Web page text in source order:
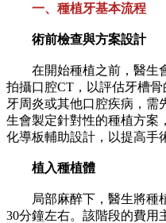
一、種植牙基本流程
術前檢查與方案設計
在開始種植之前，醫生
拍攝口腔CT，以評估牙槽
牙周炎或其他口腔疾病，需
生會製定針對性的種植方案
化導板輔助設計，以提高手
植入種植體
局部麻醉下，醫生將種
30分鐘左右。該階段的費用